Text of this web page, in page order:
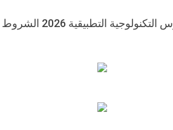
التطبيقية 2026 الشروط والاوراق المطلوبة